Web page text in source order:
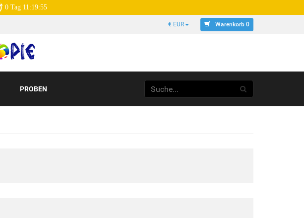
0 Tag 11:19:54
€ EUR Warenkorb 0
PROBEN